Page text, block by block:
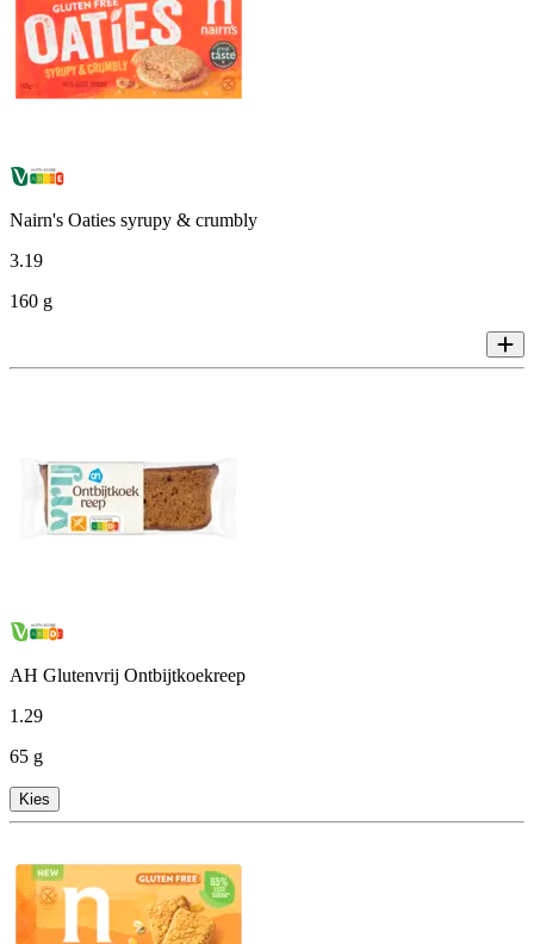
Nairn's Oaties syrupy & crumbly
3.19
160 g
AH Glutenvrij Ontbijtkoekreep
1.29
65 g
Kies